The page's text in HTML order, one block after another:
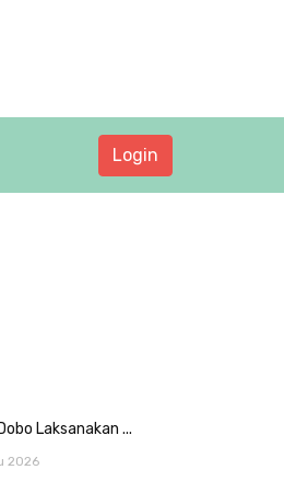
Login
Laksanakan ...
2026